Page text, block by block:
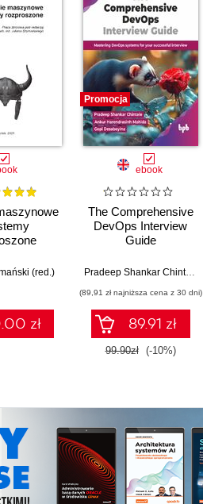
(red.)
zł
Promocja
ebook
The Comprehensive
DevOps Interview
Guide
Pradeep Shankar Chintale
(89,91 zł najniższa cena z 30 dni)
89.91 zł
99.90zł (-10%)